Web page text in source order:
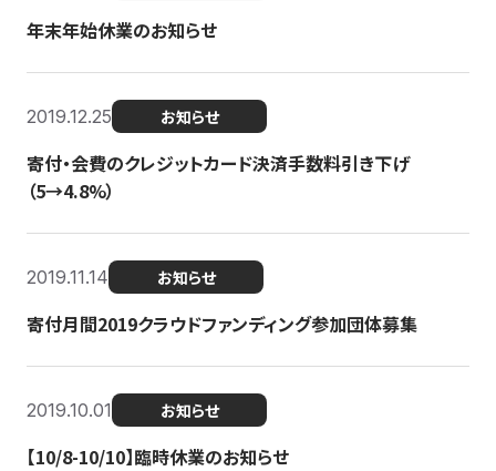
年末年始休業のお知らせ
2019.12.25 お知らせ
寄付・会費のクレジットカード決済手数料引き下げ
（5→4.8%）
2019.11.14 お知らせ
寄付月間2019クラウドファンディング参加団体募集
2019.10.01 お知らせ
【10/8-10/10】臨時休業のお知らせ